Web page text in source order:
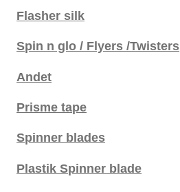
Flasher silk
Spin n glo / Flyers /Twisters
Andet
Prisme tape
Spinner blades
Plastik Spinner blade